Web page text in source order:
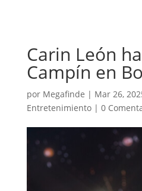
Carin León
Campín en
por Megafinde | Mar 26,
Entretenimiento| 0